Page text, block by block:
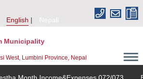
English
Nepali
Municipality
West, Lumbini Province, Nepal